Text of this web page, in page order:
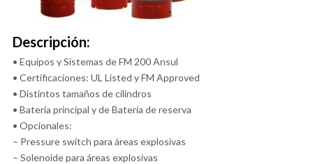
Descripción:
• Equipos y Sistemas de FM 200 Ansul
• Certificaciones: UL Listed y FM Approved
• Distintos tamaños de cilindros
• Batería principal y de Batería de reserva
• Opcionales:
– Pressure switch para áreas explosivas
– Solenoide para áreas explosivas